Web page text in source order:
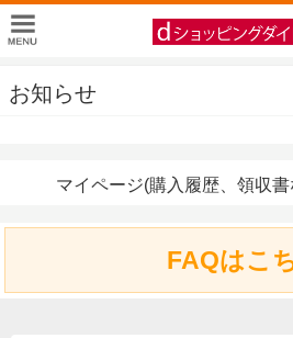
お知らせ
マイページ(購入履歴、領収書
FAQはこ